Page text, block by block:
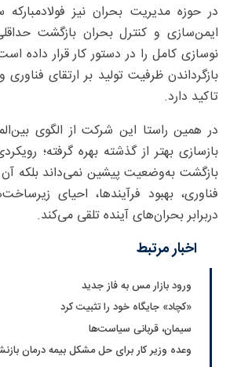
در حوزه مدیریت بحران نیز
ایمن‌سازی و کنترل بحران بازگشت
نوسازی کامل را در دستور کار قرار داده
بازگرداندن ظرفیت تولید بر ارتقای
تاکید دارد.
بازسازی بهتر از گذشته بهره گرفته؛
بازگشت به‌وضعیت پیشین نمی‌داند بلکه آن
فناوری، بهبود فرآیندها، احیای
دربرابر بحران‌های آینده تلقی می‌کند.
اخبار مرتبط
ورود بازار مس به فاز جدید
«کچاد» جایگاه خود را تثبیت کرد
سیمان، قربانی سیاست‌ها
وعده وزیر کار برای حل مشکل بیمه درمان